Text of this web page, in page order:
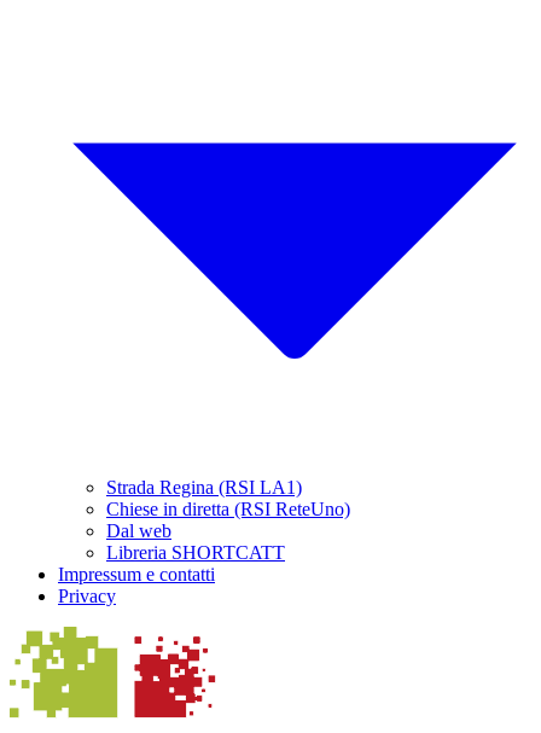
Strada Regina (RSI LA1)
Chiese in diretta (RSI ReteUno)
Dal web
Libreria SHORTCATT
Impressum e contatti
Privacy